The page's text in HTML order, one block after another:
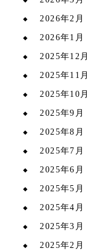
2026年2月
2026年1月
2025年12月
2025年11月
2025年10月
2025年9月
2025年8月
2025年7月
2025年6月
2025年5月
2025年4月
2025年3月
2025年2月